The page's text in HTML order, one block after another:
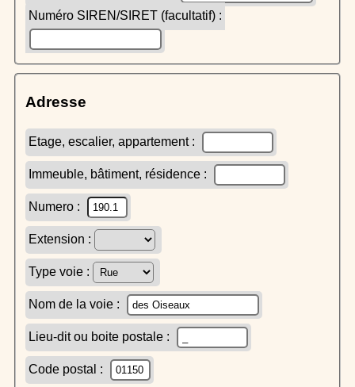
Numéro SIREN/SIRET (facultatif) :
Adresse
Etage, escalier, appartement :
Immeuble, bâtiment, résidence :
Numero :
Extension :
Type voie :
Nom de la voie :
Lieu-dit ou boite postale :
Code postal :